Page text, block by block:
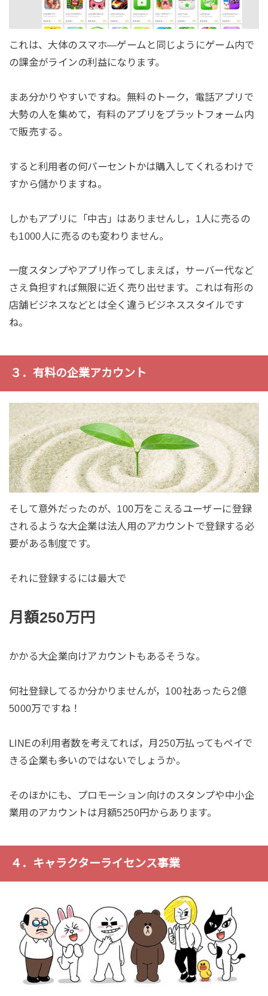
これは、大体のスマホ―ゲームと同じようにゲーム内で
の課金がラインの利益になります。
まあ分かりやすいですね。無料のトーク，電話アプリで
大勢の人を集めて，有料のアプリをプラットフォーム内
で販売する。
すると利用者の何パーセントかは購入してくれるわけで
すから儲かりますね。
しかもアプリに「中古」はありませんし，1人に売るの
も1000人に売るのも変わりません。
一度スタンプやアプリ作ってしまえば，サーバー代など
さえ負担すれば無限に近く売り出せます。これは有形の
店舗ビジネスなどとは全く違うビジネススタイルです
ね。
３．有料の企業アカウント
そして意外だったのが、100万をこえるユーザーに登録
されるような大企業は法人用のアカウントで登録する必
要がある制度です。
それに登録するには最大で
月額250万円
かかる大企業向けアカウントもあるそうな。
何社登録してるか分かりませんが，100社あったら2億
5000万ですね！
LINEの利用者数を考えてれば，月250万払ってもペイで
きる企業も多いのではないでしょうか。
そのほかにも、プロモーション向けのスタンプや中小企
業用のアカウントは月額5250円からあります。
４．キャラクターライセンス事業